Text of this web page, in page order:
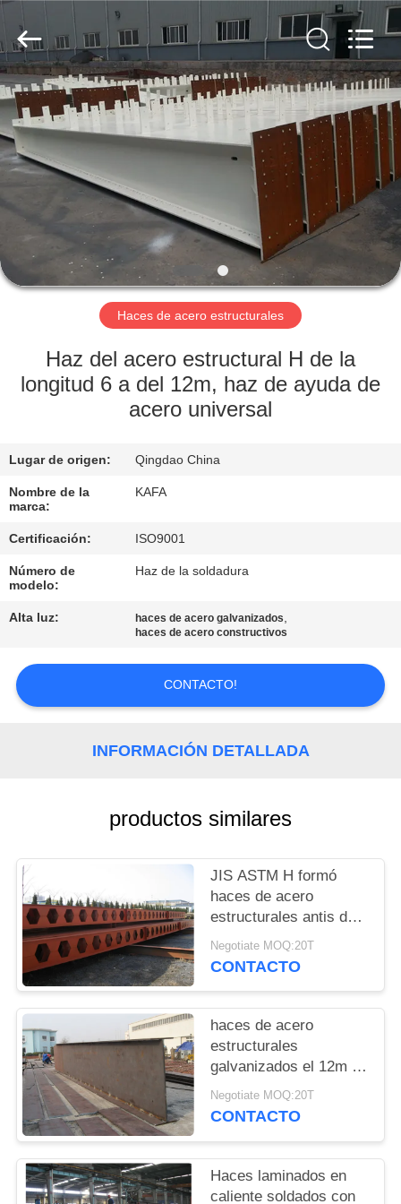
EN
CASA.
PRODUCTOS
VÍDEOS
ESPECTÁCULO
RECORRIDO
FÁBRICA
DE
CALIDAD
CONTACTA
NOSOTROS
NOTICIAS
CASOS
MAPA
DEL
SITIO
POLÍTICA
DE
PRIVACIDAD
2026
KaFa
Fabrication
Co.,
Ltd..
All
Rights
Reserved.
Haces de acero estructurales
Haz del acero estructural H de la
longitud 6 a del 12m, haz de ayuda de
acero universal
Lugar de origen: Qingdao China
Nombre de la
marca:
KAFA
Certificación: ISO9001
Número de
modelo:
Haz de la soldadura
Alta luz: haces de acero galvanizados,
haces de acero constructivos
CONTACTO!
INFORMACIÓN DETALLADA
productos similares
JIS ASTM H formó
haces de acero
estructurales antis del
moho el 12m
Negotiate MOQ:20T
CONTACTO
haces de acero
estructurales
galvanizados el 12m de
Q235B Q345B Sa2.5
Negotiate MOQ:20T
CONTACTO
Haces laminados en
caliente soldados con